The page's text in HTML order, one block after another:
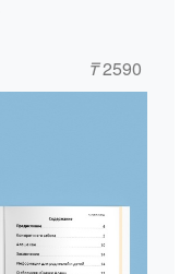
₸2590